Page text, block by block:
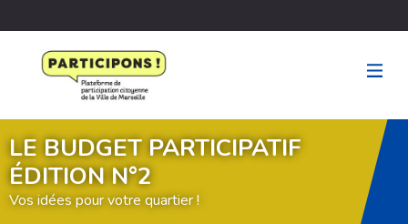
LE BUDGET PARTICIPATIF
ÉDITION N°2
Vos idées pour votre quartier !